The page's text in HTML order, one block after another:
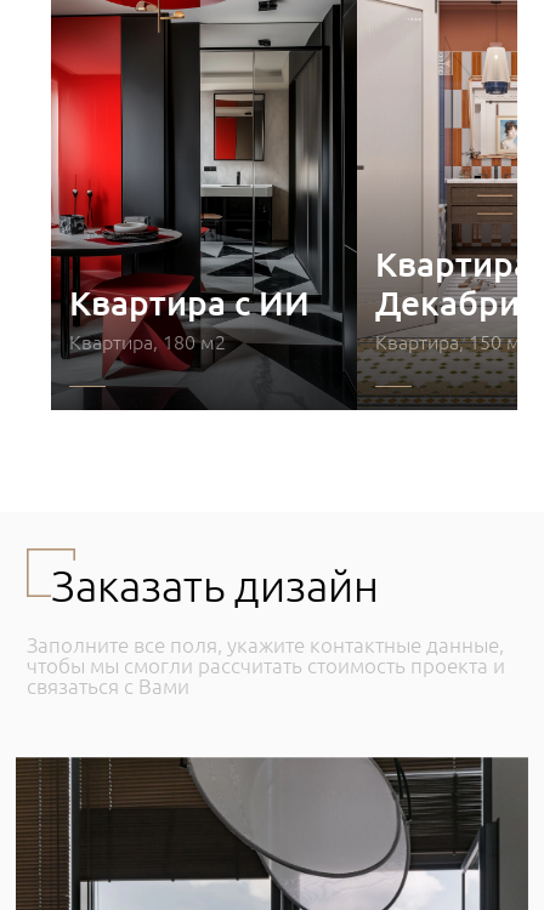
Квартира с ИИ
Квартира, 180 м2
Квартира
Квартира, 150 м2
Заказать дизайн
Заполните все поля, укажите контактные данные,
чтобы мы смогли рассчитать стоимость проекта и
связаться с Вами